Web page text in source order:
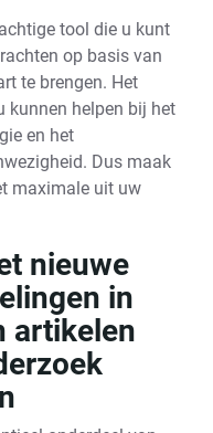
tool die u kunt
op basis van
te brengen. Het
kunnen helpen bij het
en het
Dus maak
maximale uit uw
nieuwe
in
artikelen